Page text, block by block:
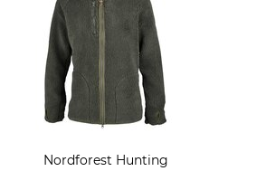
Nordforest Hunting